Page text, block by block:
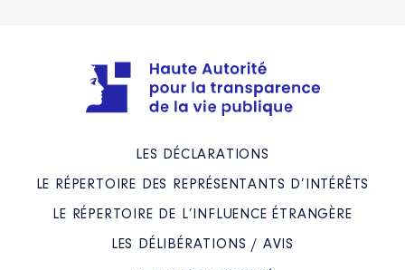
LES DÉCLARATIONS
LE RÉPERTOIRE DES REPRÉSENTANTS D’INTÉRÊTS
LE RÉPERTOIRE DE L’INFLUENCE ÉTRANGÈRE
LES DÉLIBÉRATIONS / AVIS